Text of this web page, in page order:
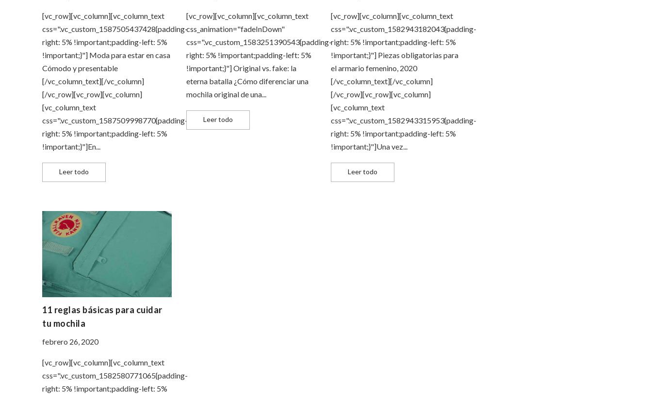
[vc_row][vc_column][vc_column_text
css=".vc_custom_1587505437428{padding-
right: 5% !important;padding-left: 5%
!important;}"] Moda para estar en casa
Cómodo y presentable
[/vc_column_text][/vc_column]
[/vc_row][vc_row][vc_column]
[vc_column_text
css=".vc_custom_1587509998770{padding-
right: 5% !important;padding-left: 5%
!important;}"]En...
Leer todo
[vc_row][vc_column][vc_column_text
css_animation="fadeInDown"
css=".vc_custom_1583251390543{padding-
right: 5% !important;padding-left: 5%
!important;}"] Original vs. fake: la
eterna batalla ¿Cómo diferenciar una
mochila original de una...
Leer todo Herschel y Kanken: original vs fake ¿Cómo diferenciar la auténtica de la copia?
[vc_row][vc_column][vc_column_text
css=".vc_custom_1582943182043{padding-
right: 5% !important;padding-left: 5%
!important;}"] Piezas obligatorias para
el armario femenino, 2020
[/vc_column_text][/vc_column]
[/vc_row][vc_row][vc_column]
[vc_column_text
css=".vc_custom_1582943315953{padding-
right: 5% !important;padding-left: 5%
!important;}"]Una vez...
Leer todo7 prendas que no pueden faltar en el armario femenino en 2020
11 reglas básicas para cuidar
tu mochila
febrero 26, 2020
[vc_row][vc_column][vc_column_text
css=".vc_custom_1582580771065{padding-
right: 5% !important;padding-left: 5%